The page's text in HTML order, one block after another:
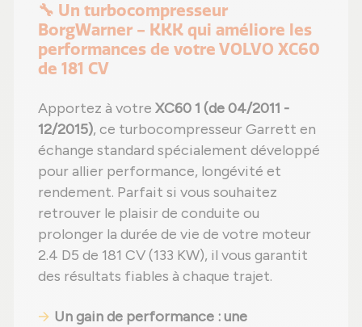
🔧 Un turbocompresseur
BorgWarner - KKK qui améliore les
performances de votre VOLVO XC60
de 181 CV
Apportez à votre XC60 1 (de 04/2011 -
12/2015), ce turbocompresseur Garrett en
échange standard spécialement développé
pour allier performance, longévité et
rendement. Parfait si vous souhaitez
retrouver le plaisir de conduite ou
prolonger la durée de vie de votre moteur
2.4 D5 de 181 CV (133 KW), il vous garantit
des résultats fiables à chaque trajet.
Un gain de performance : une